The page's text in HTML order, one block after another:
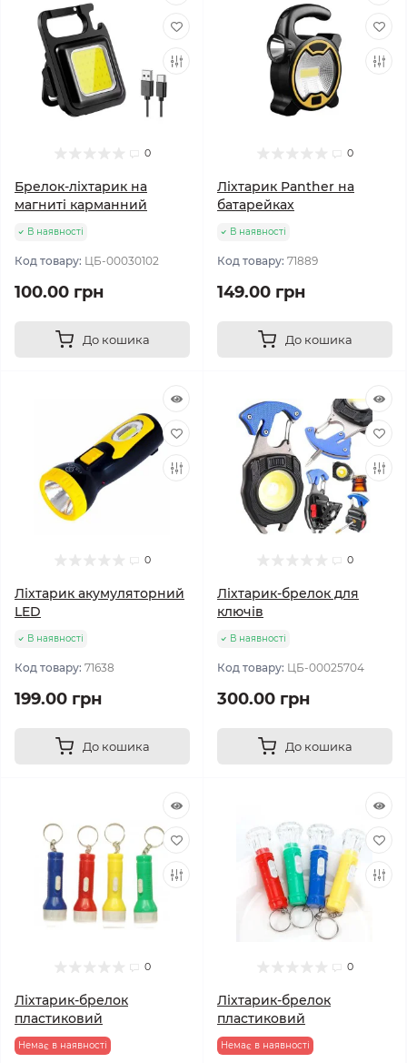
0
Брелок-ліхтарик на
магниті карманний
В наявності
Код товару: ЦБ-00030102
100.00 грн
До кошика
0
Ліхтарик Panther на
батарейках
В наявності
Код товару: 71889
149.00 грн
До кошика
0
Ліхтарик акумуляторний
LED
В наявності
Код товару: 71638
199.00 грн
До кошика
0
Ліхтарик-брелок для
ключів
В наявності
Код товару: ЦБ-00025704
300.00 грн
До кошика
0
Ліхтарик-брелок
пластиковий
Немає в наявності
0
Ліхтарик-брелок
пластиковий
Немає в наявності